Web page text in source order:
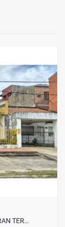
TER…